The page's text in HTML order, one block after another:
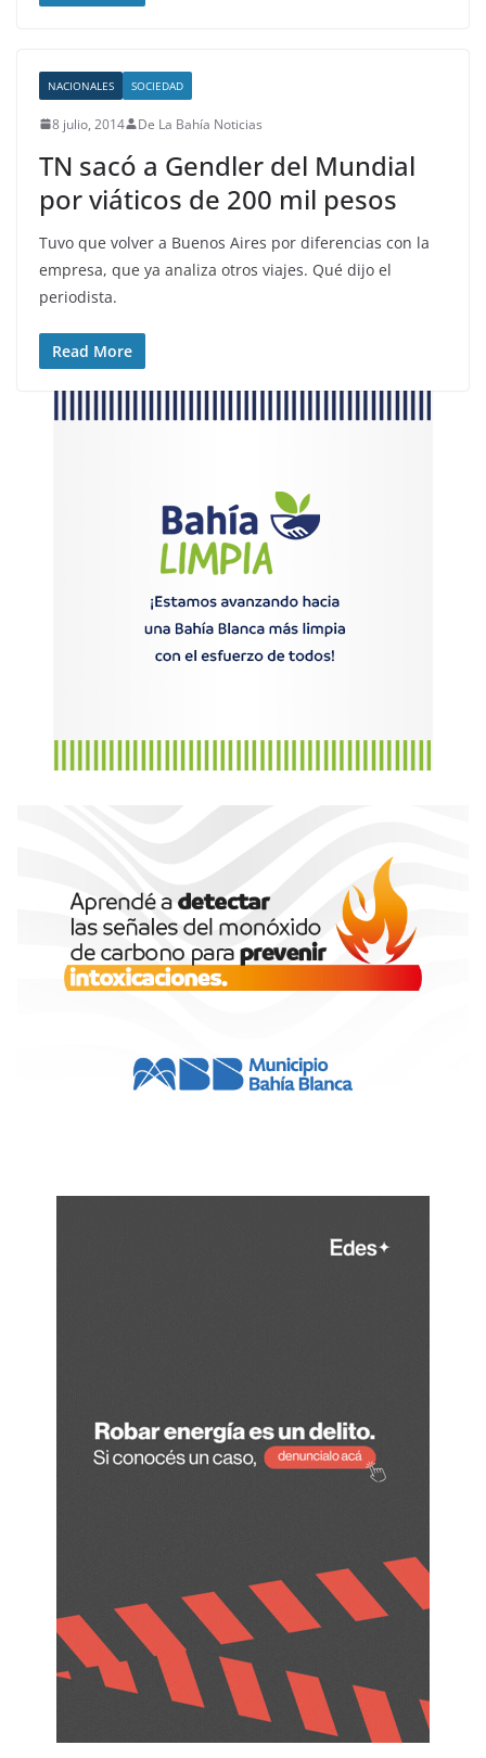
NACIONALES SOCIEDAD
8 julio, 2014 De La Bahía Noticias
TN sacó a Gendler del Mundial
por viáticos de 200 mil pesos
Tuvo que volver a Buenos Aires por diferencias con la
empresa, que ya analiza otros viajes. Qué dijo el
periodista.
Read More